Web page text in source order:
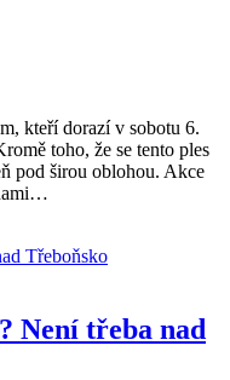
kteří dorazí v sobotu 6.
toho, že se tento ples
pod širou oblohou. Akce
Není třeba nad